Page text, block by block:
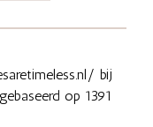
bij
op 1391